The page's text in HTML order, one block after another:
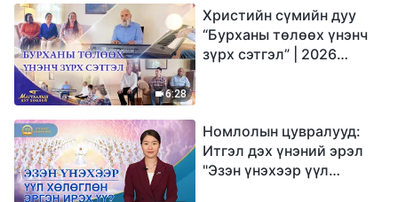
6:28
Христийн сүмийн дуу
“Бурханы төлөөх үнэнч
зүрх сэтгэл” | 2026
Номлолын цувралууд:
Итгэл дэх үнэний эрэл
"Эзэн үнэхээр үүл